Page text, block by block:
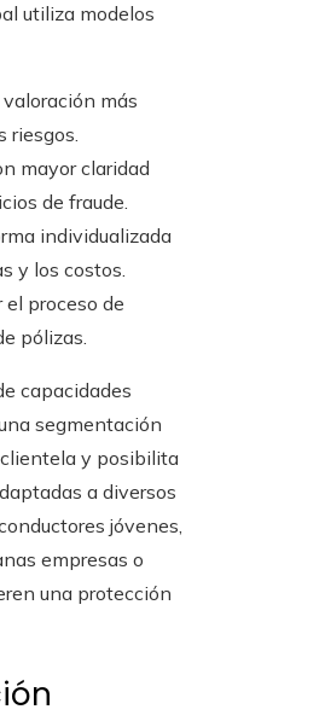
utiliza modelos
más
riesgos.
mayor claridad
de fraude.
individualizada
y los costos.
proceso de
pólizas.
capacidades
segmentación
y posibilita
a diversos
jóvenes,
empresas o
una protección